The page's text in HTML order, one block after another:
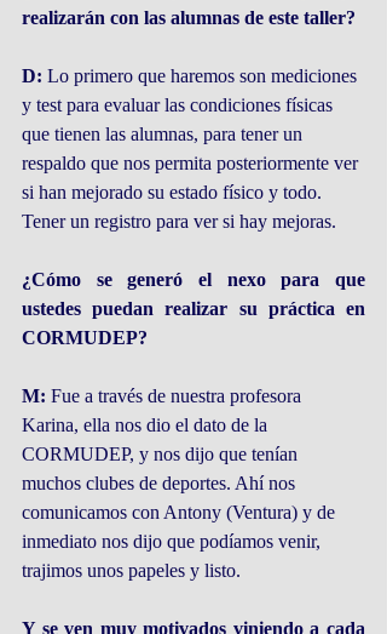
realizarán con las alumnas de este taller?
D: Lo primero que haremos son mediciones
y test para evaluar las condiciones físicas
que tienen las alumnas, para tener un
respaldo que nos permita posteriormente ver
si han mejorado su estado físico y todo.
Tener un registro para ver si hay mejoras.
¿Cómo se generó el nexo para que
ustedes puedan realizar su práctica en
CORMUDEP?
M: Fue a través de nuestra profesora
Karina, ella nos dio el dato de la
CORMUDEP, y nos dijo que tenían
muchos clubes de deportes. Ahí nos
comunicamos con Antony (Ventura) y de
inmediato nos dijo que podíamos venir,
trajimos unos papeles y listo.
Y se ven muy motivados viniendo a cada